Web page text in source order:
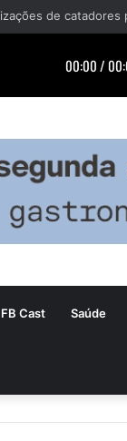
de catadores
FB Cast Saúde